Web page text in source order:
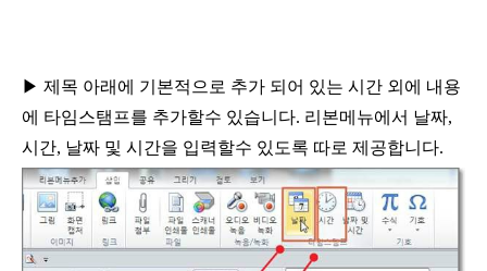
▶ 제목 아래에 기본적으로 추가 되어 있는 시간 외에 내용
에 타임스탬프를 추가할수 있습니다. 리본메뉴에서 날짜,
시간, 날짜 및 시간을 입력할수 있도록 따로 제공합니다.